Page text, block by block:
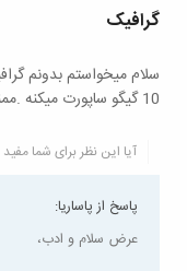
گرافیک
10 گیگو ساپورت میکنه .ممنون
آیا این نظر برای شما مفید
پاسخ از پاساریا:
عرض سلام و ادب،